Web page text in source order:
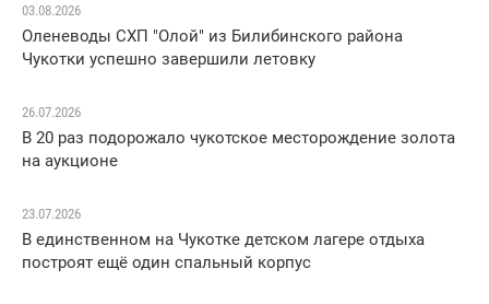
03.08.2026
Оленеводы СХП "Олой" из Билибинского района
Чукотки успешно завершили летовку
26.07.2026
В 20 раз подорожало чукотское месторождение золота
на аукционе
23.07.2026
В единственном на Чукотке детском лагере отдыха
построят ещё один спальный корпус